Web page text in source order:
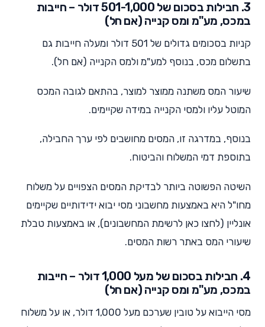
3. חבילות בסכום של 501-1,000 דולר – חייבות
במכס, מע"מ ומס קנייה (אם חל)
קניות בסכומים גדולים של 501 דולר ומעלה חייבות גם
בתשלום מכס, בנוסף למע"מ ולמס הקנייה (אם חל).
שיעור המס משתנה ממוצר למוצר, בהתאם לגובה המכס
המוטל עליו ולמסי הקנייה במידה שקיימים.
בנוסף, במדרגה זו, המסים מחושבים לפי ערך החבילה,
בתוספת דמי המשלוח והביטוח.
השיטה הפשוטה ביותר לבדיקת המסים הצפויים על משלוח
מחו"ל היא באמצעות מחשבוני מסי יבוא ידידותיים שקיימים
אונליין (לחצו כאן לרשימת המחשבונים), או באמצעות טבלת
שיעורי המס באתר רשות המסים.
4. חבילות בסכום של מעל 1,000 דולר – חייבות
במכס, מע"מ ומס קנייה (אם חל)
מסי הייבוא על טובין שערכם מעל 1,000 דולר, או על משלוח